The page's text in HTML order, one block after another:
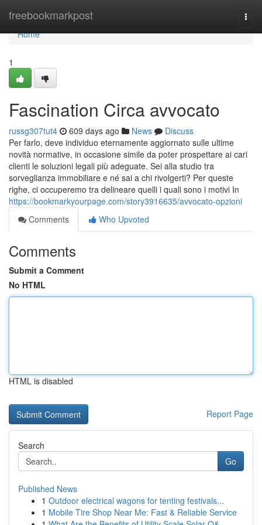
freebookmarkpost
Home
Home
1
Fascination Circa avvocato
russg307tut4 609 days ago News
Discuss
Per farlo, deve individuo eternamente aggiornato sulle ultime
novità normative, in occasione simile da poter prospettare ai cari
clienti le soluzioni legali più adeguate. Sei alla studio tra
sorveglianza immobiliare e né sai a chi rivolgerti? Per queste
righe, ci occuperemo tra delineare quelli i quali sono i motivi In
https://bookmarkyourpage.com/story3916635/avvocato-opzioni
Comments
Who Upvoted
Comments
Submit a Comment
No HTML
HTML is disabled
Report Page
Search
Go
Published News
1 Outdoor electrical wagons for tenting festivals...
1 Mobile Tire Shop Near Me: Fast & Reliable Service